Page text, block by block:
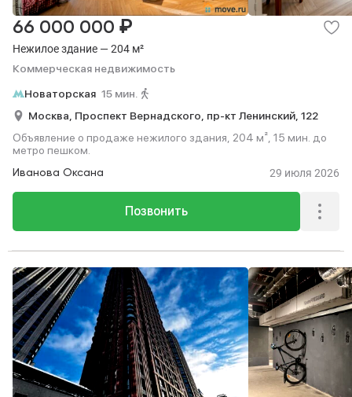
Нежилое здание — 204 м²
Коммерческая недвижимость
66 000 000 ₽
Новаторская 15 мин.
Москва, Проспект Вернадского, пр-кт Ленинский, 122
Объявление о продаже нежилого здания, 204 м², 15 мин. до
метро пешком.
Позвонить
Иванова Оксана 29 июля 2026